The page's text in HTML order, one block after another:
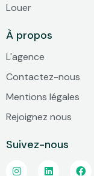
Louer
À propos
L'agence
Contactez-nous
Mentions légales
Rejoignez nous
Suivez-nous